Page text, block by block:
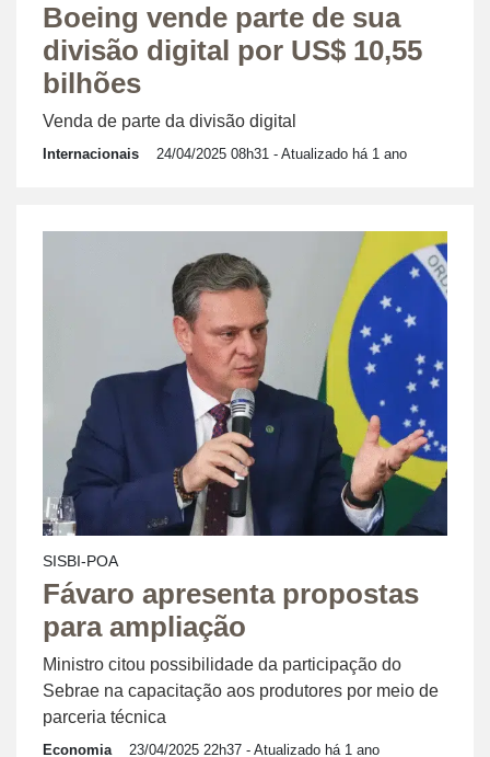
Boeing vende parte de sua
divisão digital por US$ 10,55
bilhões
Venda de parte da divisão digital
Internacionais 24/04/2025 08h31 - Atualizado há 1 ano
SISBI-POA
Fávaro apresenta propostas
para ampliação
Ministro citou possibilidade da participação do
Sebrae na capacitação aos produtores por meio de
parceria técnica
Economia 23/04/2025 22h37 - Atualizado há 1 ano